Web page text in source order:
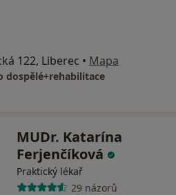
122, Liberec • Mapa
dospělé+rehabilitace
MUDr. Katarína
Ferjenčíková
Praktický lékař
29 názorů